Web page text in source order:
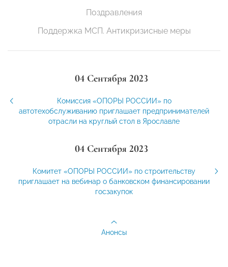
Поздравления
Поддержка МСП. Антикризисные меры
04 Сентября 2023
Комиссия «ОПОРЫ РОССИИ» по
автотехобслуживанию приглашает предпринимателей
отрасли на круглый стол в Ярославле
04 Сентября 2023
Комитет «ОПОРЫ РОССИИ» по строительству
приглашает на вебинар о банковском финансировании
госзакупок
Анонсы